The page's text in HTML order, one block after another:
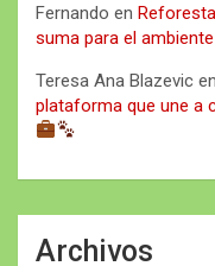
Fernando en
suma para el ambiente
Teresa Ana Blazevic en
plataforma que une a
Archivos